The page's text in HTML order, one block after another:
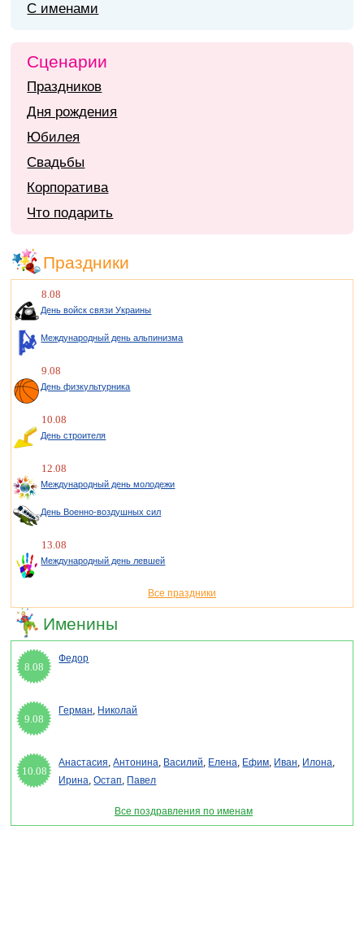
С именами
Сценарии
Праздников
Дня рождения
Юбилея
Свадьбы
Корпоратива
Что подарить
Праздники
8.08
День войск связи Украины
Международный день альпинизма
9.08
День физкультурника
10.08
День строителя
12.08
Международный день молодежи
День Военно-воздушных сил
13.08
Международный день левшей
Все праздники
Именины
8.08
Федор
9.08
Герман, Николай
10.08
Анастасия,Антонина, Василий, Елена, Ефим, Иван, Илона,
Ирина,Остап, Павел
Все поздравления по именам